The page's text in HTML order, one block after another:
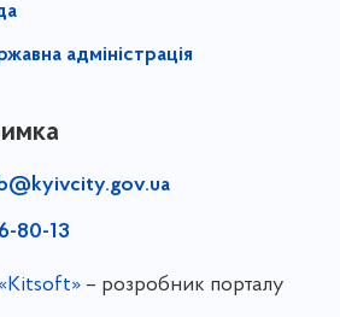
адміністрація
80-13
– розробник порталу